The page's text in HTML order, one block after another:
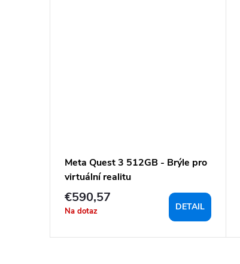
Meta Quest 3 512GB - Brýle pro
virtuální realitu
€590,57
Na dotaz DETAIL